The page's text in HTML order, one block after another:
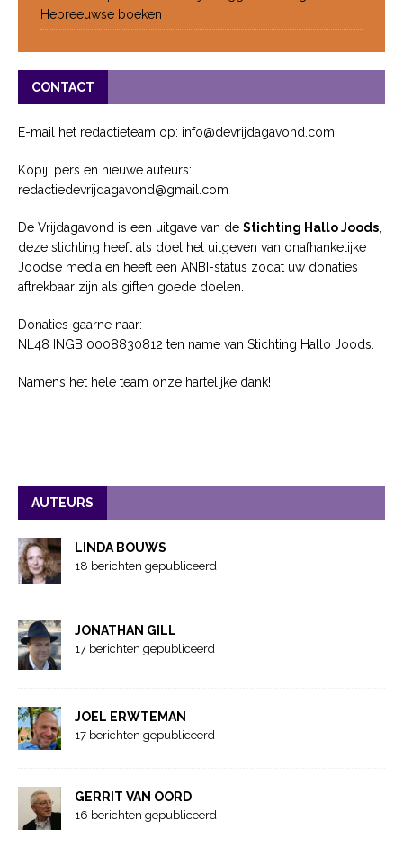
Hebreeuwse boeken
CONTACT
E-mail het redactieteam op: info@devrijdagavond.com
Kopij, pers en nieuwe auteurs:
redactiedevrijdagavond@gmail.com
De Vrijdagavond is een uitgave van de Stichting Hallo Joods
deze stichting heeft als doel het uitgeven van onafhankelijke
Joodse media en heeft een ANBI-status zodat uw donaties
aftrekbaar zijn als giften goede doelen.
Donaties gaarne naar:
NL48 INGB 0008830812 ten name van Stichting Hallo Joods.
Namens het hele team onze hartelijke dank!
AUTEURS
LINDA BOUWS
18 berichten gepubliceerd
JONATHAN GILL
17 berichten gepubliceerd
JOEL ERWTEMAN
17 berichten gepubliceerd
GERRIT VAN OORD
16 berichten gepubliceerd